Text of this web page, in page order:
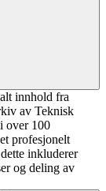
innhold fra
av Teknisk
over 100
profesjonelt
inkluderer
og deling av